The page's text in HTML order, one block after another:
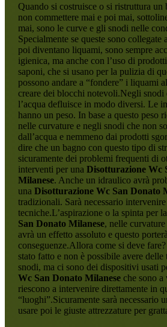
Quando si costruisce o si ristruttura un
non commettere mai e poi mai,
mai, sono le curve e gli snodi nelle
Specialmente se queste sono collegate
poi diventano liquami, sono sempre
igienica, ma anche con l’uso di
saponi, che si usano per la pulizia di
possono andare a “fondere” i liquami
creare dei blocchi notevoli.Negli snodi
l’acqua defluisce in modo diversi. Le
hanno un peso. In base a questo peso
nelle curvature e negli snodi che non
dall’acqua e nemmeno dai prodotti
dire che un bagno con questo tipo di
sicuramente dei problemi frequenti di
interventi per una Disotturazione Wc
Milanese. Anche un idraulico avrà
una Disotturazione Wc San Donato
tradizionali. Sarà necessario
tecniche.L’aspirazione o la spinta per la
San Donato Milanese, nelle
avrà un effetto assoluto e questo
conseguenze.Allora come si deve
stato fatto e non è possibile avere delle
snodi, ma ci sono dei dispositivi usati
Wc San Donato Milaneseche sono a
riescono a intervenire direttamente in
“luoghi”.Sicuramente sarà necessario
usare poi le giuste attrezzature per